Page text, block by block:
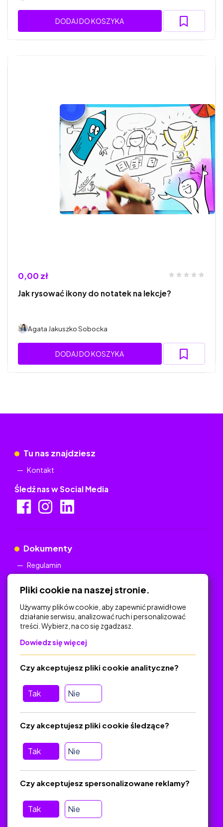
DODAJ DO KOSZYKA
0,00 zł
Jak rysować ikony do notatek na lekcje?
Agata Jakuszko Sobocka
DODAJ DO KOSZYKA
Tu nas znajdziesz
Kontakt
Śledź nas w Social Media
Dokumenty
Regulamin
Na skróty
Polityka Prywatności
Regulamin
O platformie
Baza materiałów dydaktycznych
Jak zostać autorem
FAQ
Pomoc
wiadomość nie trafiła do folderu SPAM)
Pliki cookie na naszej stronie.
Używamy plików cookie, aby zapewnić prawidłowe
działanie serwisu, analizować ruch i personalizować
treści. Wybierz, na co się zgadzasz.
Dowiedz się więcej
Tak Nie
Czy akceptujesz pliki cookie analityczne?
Tak Nie
Czy akceptujesz pliki cookie śledzące?
Tak Nie
Czy akceptujesz spersonalizowane reklamy?